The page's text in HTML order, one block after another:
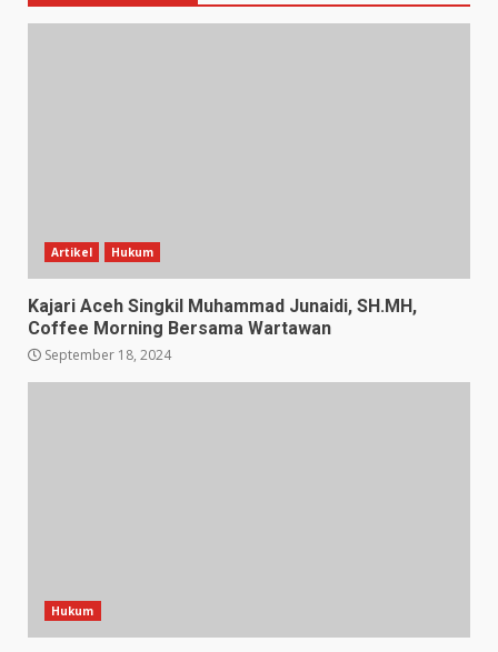
Artikel Hukum
Kajari Aceh Singkil Muhammad Junaidi, SH.MH,
Coffee Morning Bersama Wartawan
September 18, 2024
Hukum